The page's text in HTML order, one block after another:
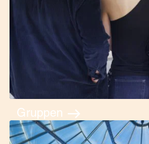
Gruppen